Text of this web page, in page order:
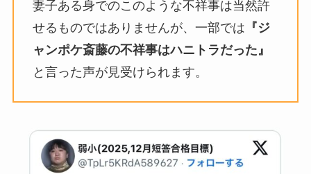
妻子ある身でのこのような不祥事は当然許
せるものではありませんが、一部では 『ジ
ャンポケ斎藤の不祥事はハニトラだった』
と言った声が見受けられます。